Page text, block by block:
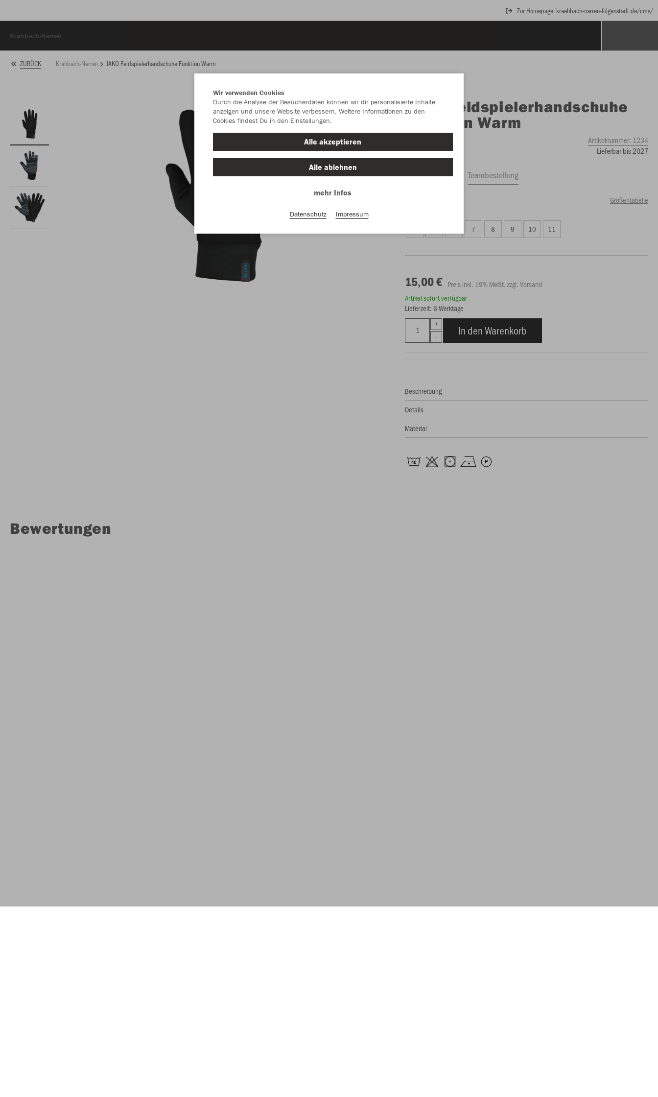
Zur Homepage: kraehbach-narren-fulgenstadt.de/cms/
Krähbach-Narren
ZURÜCK Krähbach-Narren JAKO Feldspielerhandschuhe Funktion Warm
JAKO
Feldspielerhandschuhe
Funktion Warm
Artikelnummer: 1234
Lieferbar bis 2027
Einzelauftrag Teambestellung
Größentabelle
7 8 9 10 11
15,00 € Preis inkl. 19% MwSt. zzgl. Versand
Artikel sofort verfügbar
Lieferzeit: 6 Werktage
In den Warenkorb
Beschreibung
Details
Material
Bewertungen
Wir verwenden Cookies
Durch die Analyse der Besucherdaten können wir dir personalisierte Inhalte
anzeigen und unsere Website verbessern. Weitere Informationen zu den
Cookies findest Du in den Einstellungen.
Alle akzeptieren
Alle ablehnen
mehr Infos
Datenschutz Impressum